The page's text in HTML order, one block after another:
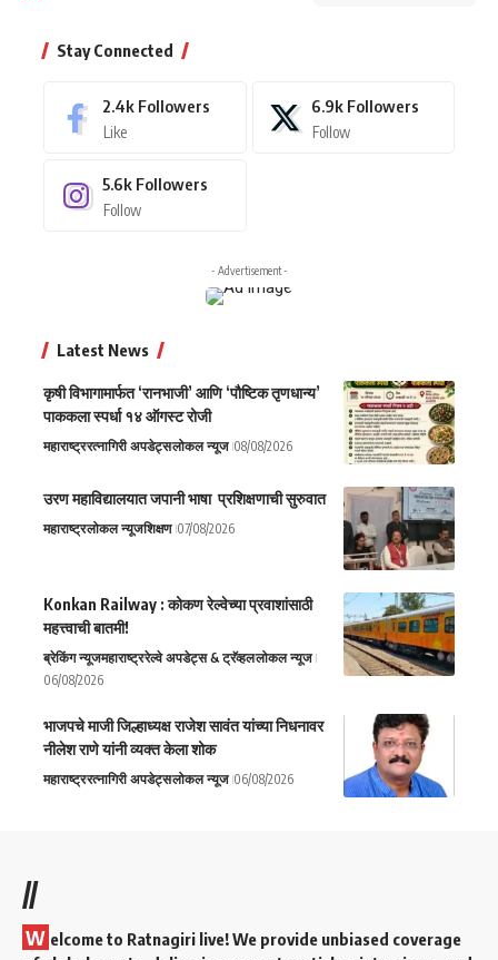
Stay Connected
2.4k Followers
Like
6.9k Followers
Follow
5.6k Followers
Follow
- Advertisement -
Latest News
कृषी विभागामार्फत ‘रानभाजी’ आणि ‘पौष्टिक तृणधान्य’
पाककला स्पर्धा १४ ऑगस्ट रोजी
महाराष्ट्ररत्नागिरी अपडेट्सलोकल न्यूज 08/08/2026
उरण महाविद्यालयात जपानी भाषा प्रशिक्षणाची सुरुवात
महाराष्ट्रलोकल न्यूजशिक्षण 07/08/2026
Konkan Railway : कोकण रेल्वेच्या प्रवाशांसाठी
महत्त्वाची बातमी!
ब्रेकिंग न्यूजमहाराष्ट्ररेल्वे अपडेट्स & ट्रॅव्हललोकल न्यूज
06/08/2026
भाजपचे माजी जिल्हाध्यक्ष राजेश सावंत यांच्या निधनावर
नीलेश राणे यांनी व्यक्त केला शोक
महाराष्ट्ररत्नागिरी अपडेट्सलोकल न्यूज 06/08/2026
//
W elcome to Ratnagiri live! We provide unbiased coverage